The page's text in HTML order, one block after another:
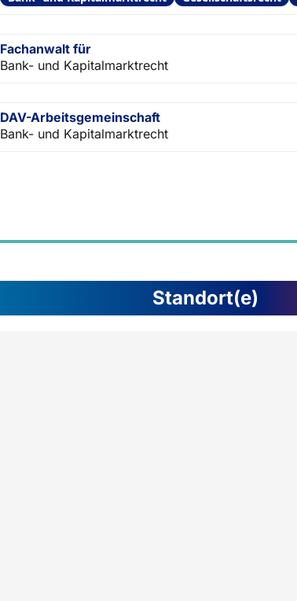
Fachanwalt für
Bank- und Kapitalmarktrecht
DAV-Arbeitsgemeinschaft
Bank- und Kapitalmarktrecht
Standort(e)